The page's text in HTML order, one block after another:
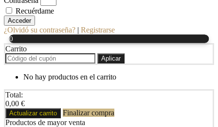
Recuérdame
Acceder
¿Olvidó su contraseña? | Registrarse
0
Carrito
Aplicar
No hay productos en el carrito
Total:
0,00 €
Actualizar carrito
Finalizar compra
Productos de mayor venta